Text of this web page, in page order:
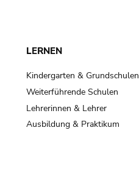
LERNEN
Kindergarten & Grundschulen
Weiterführende Schulen
Lehrerinnen & Lehrer
Ausbildung & Praktikum